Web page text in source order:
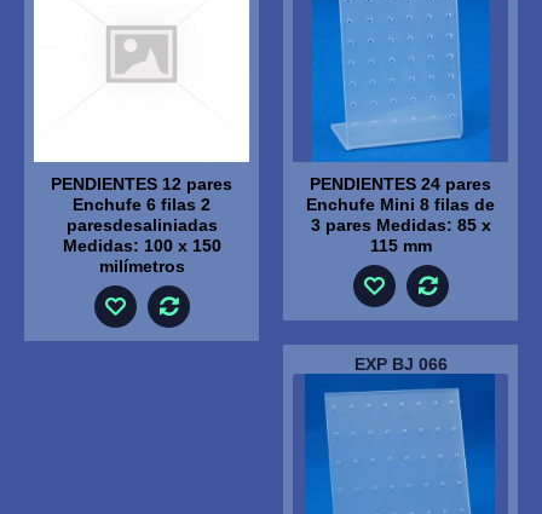
PENDIENTES 12 pares
Enchufe 6 filas 2
paresdesaliniadas
Medidas: 100 x 150
milímetros
PENDIENTES 24 pares
Enchufe Mini 8 filas de
3 pares Medidas: 85 x
115 mm
EXP BJ 066